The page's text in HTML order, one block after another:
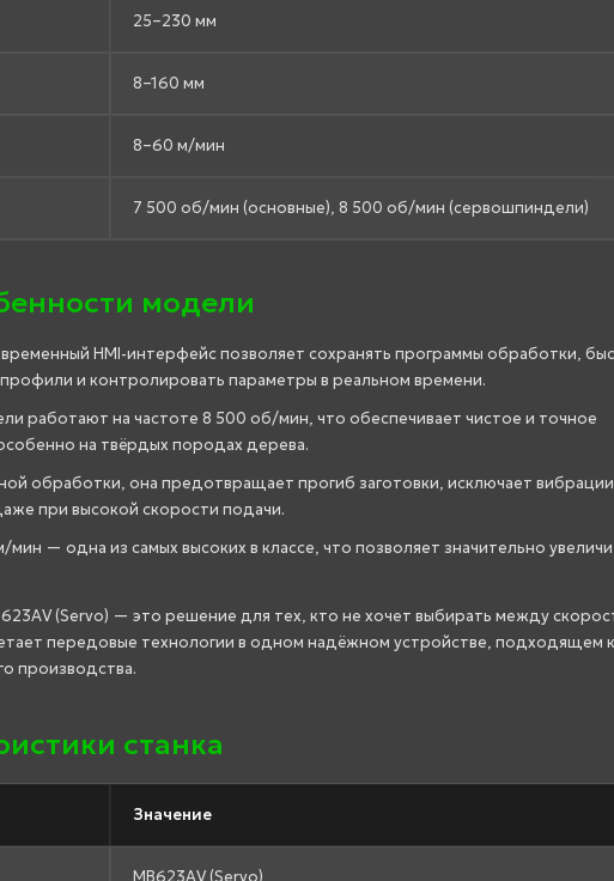
25–230 мм
8–160 мм
8–60 м/мин
7 500 об/мин (основные), 8 500 об/мин (сервошпиндели)
модели
HMI-интерфейс позволяет сохранять программы обработки,
и контролировать параметры в реальном времени.
работают на частоте 8 500 об/мин, что обеспечивает чистое и точное
на твёрдых породах дерева.
обработки, она предотвращает прогиб заготовки, исключает
при высокой скорости подачи.
мин — одна из самых высоких в классе, что позволяет значительно
(Servo) — это решение для тех, кто не хочет выбирать между
передовые технологии в одном надёжном устройстве, подходящем
производства.
станка
Значение
MB623АV (Servo)